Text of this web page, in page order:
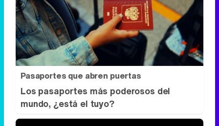
Pasaportes que abren puertas
Los pasaportes más poderosos del
mundo, ¿está el tuyo?